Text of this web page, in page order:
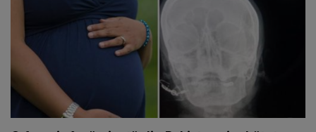
RADIO ACADEMY
NEWS
CONTUL MEU